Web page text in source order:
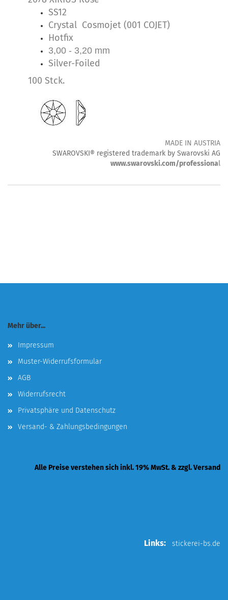
SS12
Crystal Cosmojet (001 COJET)
Hotfix
3,00 - 3,20 mm
Silver-Foiled
100 Stck.
MADE IN AUSTRIA
SWAROVSKI® registered trademark by Swarovski AG
www.swarovski.com/professional
Mehr über...
Impressum
Muster-Widerrufsformular
AGB
Widerrufsrecht
Privatsphäre und Datenschutz
Versand- & Zahlungsbedingungen
Alle Preise verstehen sich inkl. 19% MwSt. & zzgl. Versand
Links: stickerei-bs.de